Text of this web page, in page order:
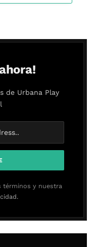
de Urbana Play
términos y nuestra